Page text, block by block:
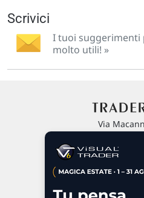
Scrivici
I tuoi suggerimenti
molto utili! »
Via
P.IVA 02 452